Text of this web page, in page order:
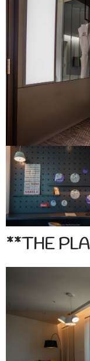
**THE